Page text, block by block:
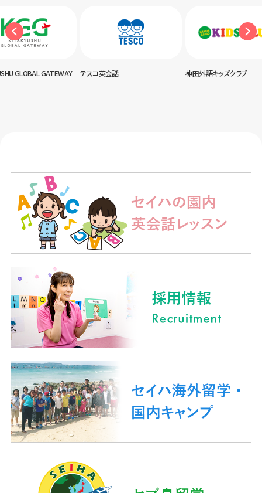
GLOBAL GATEWAY テスコ英会話 神田外語キッズクラブ